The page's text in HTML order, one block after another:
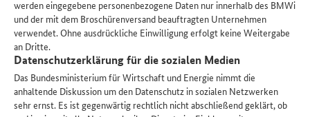
werden eingegebene personenbezogene Daten nur innerhalb des BMWi
und der mit dem Broschürenversand beauftragten Unternehmen
verwendet. Ohne ausdrückliche Einwilligung erfolgt keine Weitergabe
an Dritte.
Datenschutzerklärung für die sozialen Medien
Das Bundesministerium für Wirtschaft und Energie nimmt die
anhaltende Diskussion um den Datenschutz in sozialen Netzwerken
sehr ernst. Es ist gegenwärtig rechtlich nicht abschließend geklärt, ob